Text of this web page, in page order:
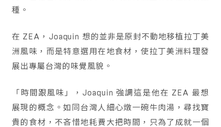
種。
在 ZEA，Joaquin 想的並非是原封不動地移植拉丁美
洲風味，而是特意選用在地食材，使拉丁美洲料理發
展出專屬台灣的味覺風貌。
「時間跟風味」，Joaquin 強調這是他在 ZEA 最想
展現的概念。如同台灣人細心燉一碗牛肉湯，尋找寶
貴的食材，不吝惜地耗費大把時間，只為了成就一個